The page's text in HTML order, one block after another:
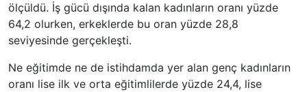
ölçüldü. İş gücü dışında kalan kadınların oranı yüzde
64,2 olurken, erkeklerde bu oran yüzde 28,8
seviyesinde gerçekleşti.
Ne eğitimde ne de istihdamda yer alan genç kadınların
oranı lise ilk ve orta eğitimlilerde yüzde 24,4, lise